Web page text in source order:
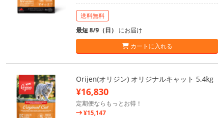
送料無料
最短 8/9（日） にお届け
カートに入れる
Orijen(オリジン) オリジナルキャット 5.4kg
¥16,830
定期便ならもっとお得！
¥15,147